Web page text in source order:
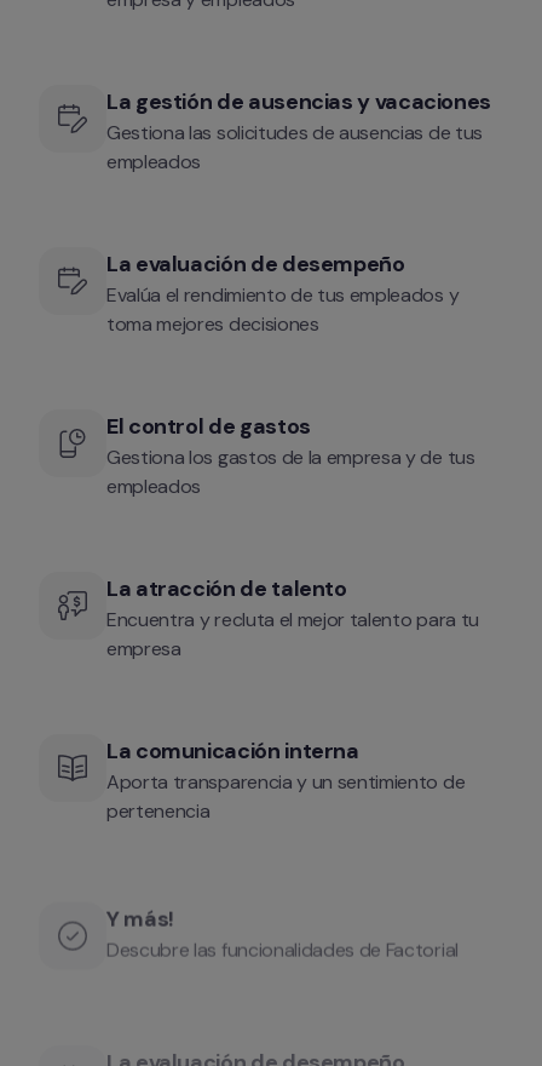
La gestión de ausencias y vacaciones
Gestiona las solicitudes de ausencias de tus
empleados
La evaluación de desempeño
Evalúa el rendimiento de tus empleados y
toma mejores decisiones
El control de gastos
Gestiona los gastos de la empresa y de tus
empleados
La atracción de talento
Encuentra y recluta el mejor talento para tu
empresa
La comunicación interna
Aporta transparencia y un sentimiento de
pertenencia
Y más!
Descubre las funcionalidades de Factorial
La evaluación de desempeño